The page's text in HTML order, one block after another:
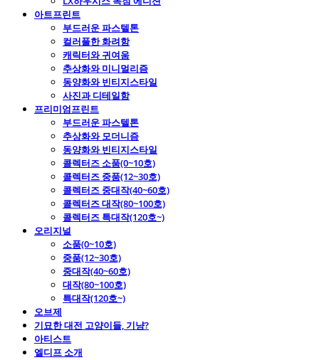
아트프린트
부드러운 파스텔톤
컬러풀한 화려함
캐릭터와 귀여움
추상화와 미니멀리즘
동양화와 빈티지스타일
사진과 디테일함
프리미엄프린트
부드러운 파스텔톤
추상화와 모더니즘
동양화와 빈티지스타일
콜렉터즈 소품(0~10호)
콜렉터즈 중품(12~30호)
콜렉터즈 중대작(40~60호)
콜렉터즈 대작(80~100호)
콜렉터즈 특대작(120호~)
오리지널
소품(0~10호)
중품(12~30호)
중대작(40~60호)
대작(80~100호)
특대작(120호~)
오브제
기묘한 대전 고양이들, 기냥?
아티스트
엘디프 소개